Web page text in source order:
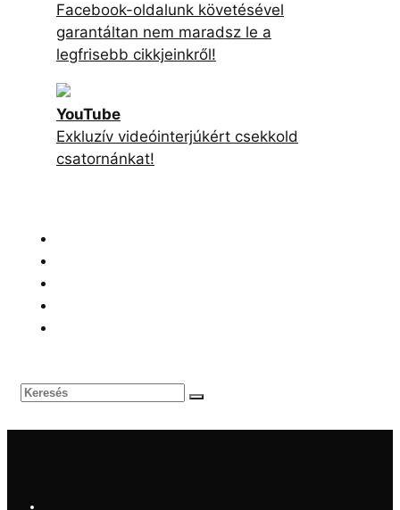
Facebook-oldalunk követésével
garantáltan nem maradsz le a
legfrisebb cikkjeinkről!
YouTube
Exkluzív videóinterjúkért csekkold
csatornánkat!